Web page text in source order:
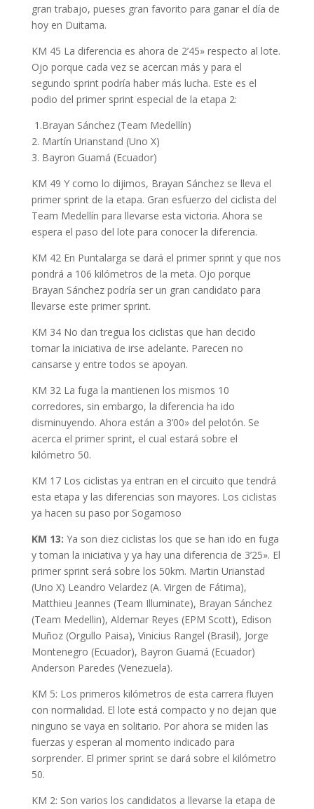
gran trabajo, pueses gran favorito para ganar el día de
hoy en Duitama.
KM 45 La diferencia es ahora de 2’45» respecto al lote.
Ojo porque cada vez se acercan más y para el
segundo sprint podría haber más lucha. Este es el
podio del primer sprint especial de la etapa 2:
1.Brayan Sánchez (Team Medellín)
2. Martín Urianstand (Uno X)
3. Bayron Guamá (Ecuador)
KM 49 Y como lo dijimos, Brayan Sánchez se lleva el
primer sprint de la etapa. Gran esfuerzo del ciclista del
Team Medellín para llevarse esta victoria. Ahora se
espera el paso del lote para conocer la diferencia.
KM 42 En Puntalarga se dará el primer sprint y que nos
pondrá a 106 kilómetros de la meta. Ojo porque
Brayan Sánchez podría ser un gran candidato para
llevarse este primer sprint.
KM 34 No dan tregua los ciclistas que han decido
tomar la iniciativa de irse adelante. Parecen no
cansarse y entre todos se apoyan.
KM 32 La fuga la mantienen los mismos 10
corredores, sin embargo, la diferencia ha ido
disminuyendo. Ahora están a 3’00» del pelotón. Se
acerca el primer sprint, el cual estará sobre el
kilómetro 50.
KM 17 Los ciclistas ya entran en el circuito que tendrá
esta etapa y las diferencias son mayores. Los ciclistas
ya hacen su paso por Sogamoso
KM 13: Ya son diez ciclistas los que se han ido en fuga
y toman la iniciativa y ya hay una diferencia de 3’25». El
primer sprint será sobre los 50km. Martin Urianstad
(Uno X) Leandro Velardez (A. Virgen de Fátima),
Matthieu Jeannes (Team Illuminate), Brayan Sánchez
(Team Medellin), Aldemar Reyes (EPM Scott), Edison
Muñoz (Orgullo Paisa), Vinicius Rangel (Brasil), Jorge
Montenegro (Ecuador), Bayron Guamá (Ecuador)
Anderson Paredes (Venezuela).
KM 5: Los primeros kilómetros de esta carrera fluyen
con normalidad. El lote está compacto y no dejan que
ninguno se vaya en solitario. Por ahora se miden las
fuerzas y esperan al momento indicado para
sorprender. El primer sprint se dará sobre el kilómetro
50.
KM 2: Son varios los candidatos a llevarse la etapa de